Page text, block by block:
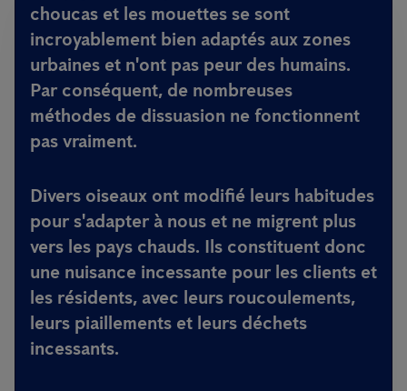
choucas et les mouettes se sont
incroyablement bien adaptés aux zones
urbaines et n'ont pas peur des humains.
Par conséquent, de nombreuses
méthodes de dissuasion ne fonctionnent
pas vraiment.
Divers oiseaux ont modifié leurs habitudes
pour s'adapter à nous et ne migrent plus
vers les pays chauds. Ils constituent donc
une nuisance incessante pour les clients et
les résidents, avec leurs roucoulements,
leurs piaillements et leurs déchets
incessants.